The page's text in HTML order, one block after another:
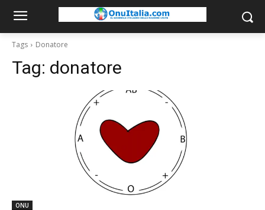
Tags Donatore
Tag: donatore
ONU